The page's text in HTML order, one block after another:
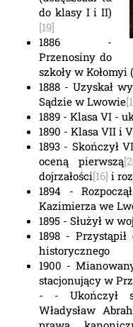
do klasy I i II)
[19]
1886 -
Przenosiny do
szkoły w
1888 - Uzyskał
Sądzie w Lwowie
1889 - Klasa VI -
1890 - Klasa VII i
1893 - Skończył
oceną pierwszą
dojrzałości[16] i
1894 -
Kazimierza we
1895 - Służył w
1898 -
historycznego
1900 -
stacjonujący w
- - Ukończył
Władysław